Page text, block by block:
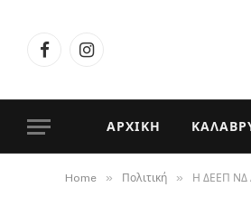
FacebookInstagram
ΑΡΧΙΚΉ
Home » Πολιτική » Η ΔΕΕΠ ΝΔ